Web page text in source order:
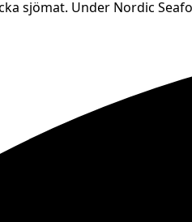
sjömat. Under Nordic